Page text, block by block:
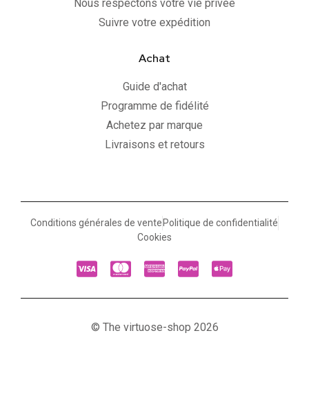
Nous respectons votre vie privée
Suivre votre expédition
Achat
Guide d'achat
Programme de fidélité
Achetez par marque
Livraisons et retours
Conditions générales de vente Politique de confidentialité
Cookies
© The virtuose-shop 2026